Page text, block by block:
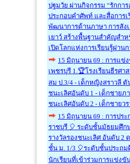
ปฐมวัย ผ่านกิจกรรม “รักกา
ประกอบคำศัพท์ และสื่อการ
พัฒนาการด้านภาษา การสัง
เยาว์ สร้างพื้นฐานสำคัญสำ
เปิดโลกแห่งการเรียนรู้ผ่า
15 มิถุนายน 69 : การแ
เพชรบุรี 1.🏆โรงเรียนธีรศ
สม ป.3/4 - เด็กหญิงสราวลี
ชนะเลิศอันดับ 1 - เด็กชายภ
ชนะเลิศอันดับ 2 - เด็กชายว
15 มิถุนายน 69 : การปร
ราชบุรี 🎈 ระดับชั้นมัธยมศึก
รางวัลรองชนะเลิศ อันดับ 2
ชั้น ม. 1/3 🎈ระดับชั้นประถ
นักเรียนที่เข้าร่วมการแข่ง